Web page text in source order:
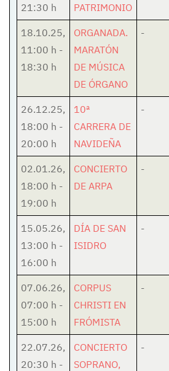
21:30 h
PATRIMONIO
18.10.25,
11:00 h -
18:30 h
ORGANADA.
MARATÓN
DE MÚSICA
DE ÓRGANO
-
26.12.25,
18:00 h -
20:00 h
10ª
CARRERA DE
NAVIDEÑA
-
02.01.26,
18:00 h -
19:00 h
CONCIERTO
DE ARPA
-
15.05.26,
13:00 h -
16:00 h
DÍA DE SAN
ISIDRO
-
07.06.26,
07:00 h -
15:00 h
CORPUS
CHRISTI EN
FRÓMISTA
-
22.07.26,
20:30 h -
CONCIERTO
SOPRANO,
-